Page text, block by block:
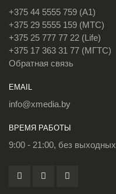
+375 44 5555 759 (A1)
+375 29 5555 159 (МТС)
+375 25 777 77 22 (Life)
+375 17 363 31 77 (МГТС)
Обратная связь
EMAIL
info@xmedia.by
ВРЕМЯ РАБОТЫ
9:00 - 21:00, без выходных